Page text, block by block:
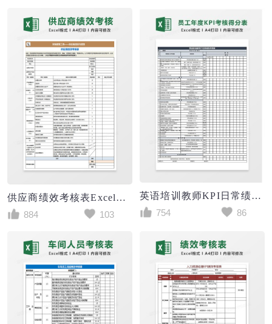
供应商绩效考核表Excel表格
884
103
英语培训教师KPI日常绩效考核表
754
86